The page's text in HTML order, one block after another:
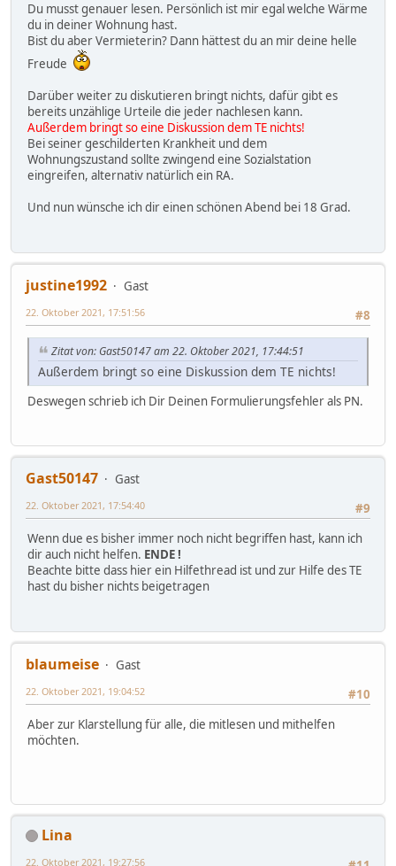
Du musst genauer lesen. Persönlich ist mir egal welche Wärme
du in deiner Wohnung hast.
Bist du aber Vermieterin? Dann hättest du an mir deine helle
Freude
Darüber weiter zu diskutieren bringt nichts, dafür gibt es
bereits unzählige Urteile die jeder nachlesen kann.
Außerdem bringt so eine Diskussion dem TE nichts!
Bei seiner geschilderten Krankheit und dem
Wohnungszustand sollte zwingend eine Sozialstation
eingreifen, alternativ natürlich ein RA.
Und nun wünsche ich dir einen schönen Abend bei 18 Grad.
justine1992
Gast
#8
22. Oktober 2021, 17:51:56
Zitat von: Gast50147 am 22. Oktober 2021, 17:44:51
Außerdem bringt so eine Diskussion dem TE nichts!
Deswegen schrieb ich Dir Deinen Formulierungsfehler als PN.
Gast50147
Gast
#9
22. Oktober 2021, 17:54:40
Wenn due es bisher immer noch nicht begriffen hast, kann ich
dir auch nicht helfen. ENDE !
Beachte bitte dass hier ein Hilfethread ist und zur Hilfe des TE
hast du bisher nichts beigetragen
blaumeise
Gast
#10
22. Oktober 2021, 19:04:52
Aber zur Klarstellung für alle, die mitlesen und mithelfen
möchten.
Lina
22. Oktober 2021, 19:27:56